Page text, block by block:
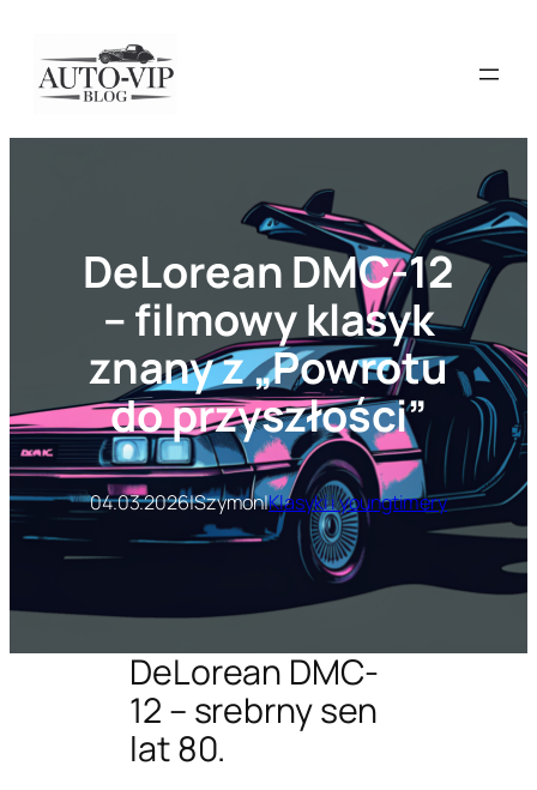
treści
DeLorean DMC-12
– filmowy klasyk
znany z „Powrotu
do przyszłości”
04.03.2026|Szymon|Klasyki i youngtimery
DeLorean DMC-
12 – srebrny sen
lat 80.